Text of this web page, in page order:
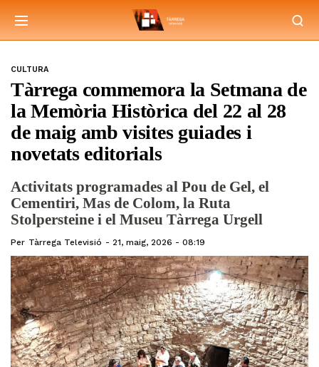
CULTURA
Tàrrega commemora la Setmana de
la Memòria Històrica del 22 al 28
de maig amb visites guiades i
novetats editorials
Activitats programades al Pou de Gel, el
Cementiri, Mas de Colom, la Ruta
Stolpersteine i el Museu Tàrrega Urgell
Per Tàrrega Televisió 21, maig, 2026 - 08:19